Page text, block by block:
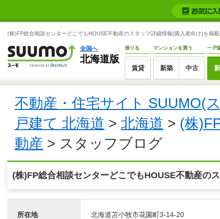
(株)FP総合相談センターどこでもHOUSE不動産のスタッフ詳細情報(購入者向け)を掲
全国へ
北海道版
借りる
賃貸
マンションを買う
新築 中古
一戸
不動産・住宅サイト SUUMO(
戸建て 北海道 > 北海道 > (株
動産 > スタッフブログ
(株)FP総合相談センターどこでもHOUSE不動産の
所在地 北海道苫小牧市花園町3-14-20